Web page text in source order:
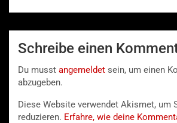
Schreibe einen
Du musst angemeldet sein, um einen
abzugeben.
Diese Website verwendet Akismet, um
reduzieren. Erfahre, wie deine